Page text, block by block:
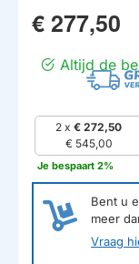
€ 277,50
Altijd de
2 x€ 272,50
€ 545,00
Je bespaart 2%
Bent u
meer
Vraag